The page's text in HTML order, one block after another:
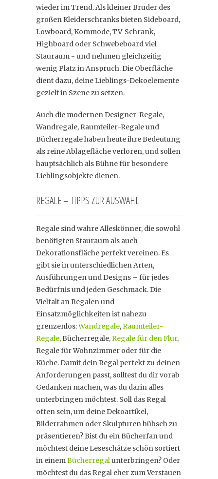
wieder im Trend. Als kleiner Bruder des
großen Kleiderschranks bieten Sideboard,
Lowboard, Kommode, TV-Schrank,
Highboard oder Schwebeboard viel
Stauraum - und nehmen gleichzeitig
wenig Platz in Anspruch. Die Oberfläche
dient dazu, deine Lieblings-Dekoelemente
gezielt in Szene zu setzen.
Auch die modernen Designer-Regale,
Wandregale, Raumteiler-Regale und
Bücherregale haben heute ihre Bedeutung
als reine Ablagefläche verloren, und sollen
hauptsächlich als Bühne für besondere
Lieblingsobjekte dienen.
REGALE – TIPPS ZUR AUSWAHL
Regale sind wahre Alleskönner, die sowohl
benötigten Stauraum als auch
Dekorationsfläche perfekt vereinen. Es
gibt sie in unterschiedlichen Arten,
Ausführungen und Designs – für jedes
Bedürfnis und jeden Geschmack. Die
Vielfalt an Regalen und
Einsatzmöglichkeiten ist nahezu
grenzenlos:Wandregale,Raumteiler-
Regale, Bücherregale,Regale für den Flur,
Regale für Wohnzimmer oder für die
Küche. Damit dein Regal perfekt zu deinen
Anforderungen passt, solltest du dir vorab
Gedanken machen, was du darin alles
unterbringen möchtest. Soll das Regal
offen sein, um deine Dekoartikel,
Bilderrahmen oder Skulpturen hübsch zu
präsentieren? Bist du ein Bücherfan und
möchtest deine Leseschätze schön sortiert
in einemBücherregalunterbringen? Oder
möchtest du das Regal eher zum Verstauen